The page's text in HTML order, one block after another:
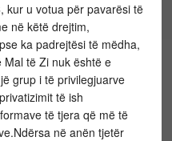
kur u votua për pavarësi të
në këtë drejtim,
ka padrejtësi të mëdha,
të Zi nuk është e
grup i të privilegjuarve
të ish
të tjera që më të
në anën tjetër